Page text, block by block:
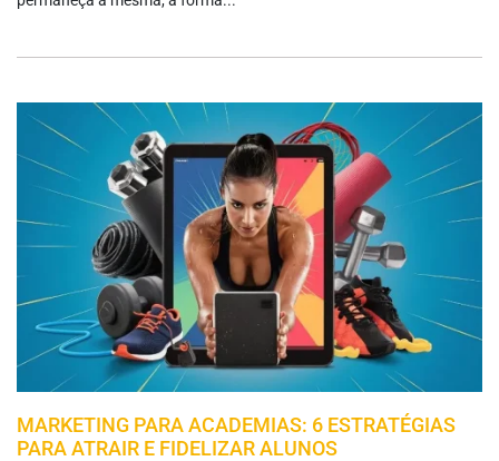
MARKETING PARA ACADEMIAS: 6 ESTRATÉGIAS
PARA ATRAIR E FIDELIZAR ALUNOS